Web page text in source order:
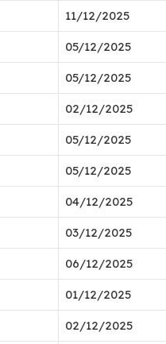
11/12/2025
05/12/2025
05/12/2025
02/12/2025
05/12/2025
05/12/2025
04/12/2025
03/12/2025
06/12/2025
01/12/2025
02/12/2025